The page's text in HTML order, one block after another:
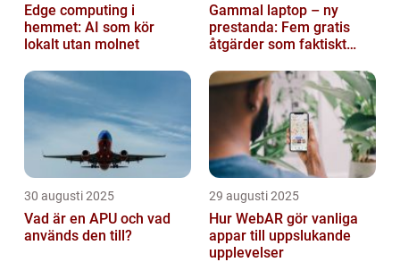
Edge computing i
hemmet: AI som kör
lokalt utan molnet
Gammal laptop – ny
prestanda: Fem gratis
åtgärder som faktiskt
30 augusti 2025
Vad är en APU och vad
används den till?
29 augusti 2025
Hur WebAR gör vanliga
appar till uppslukande
upplevelser